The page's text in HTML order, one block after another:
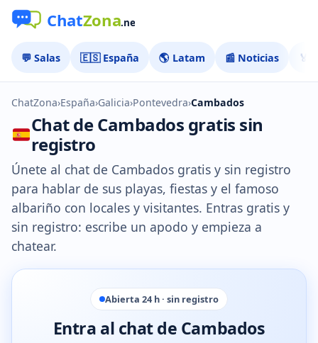
💬 Salas 🇪🇸 España 🌎 Latam 📰 Noticias 🏅
ChatZona›España›Galicia›Pontevedra›Cambados
Chat de Cambados gratis sin
registro
Únete al chat de Cambados gratis y sin registro
para hablar de sus playas, fiestas y el famoso
albariño con locales y visitantes. Entras gratis y
sin registro: escribe un apodo y empieza a
chatear.
Abierta 24 h · sin registro
Entra al chat de Cambados